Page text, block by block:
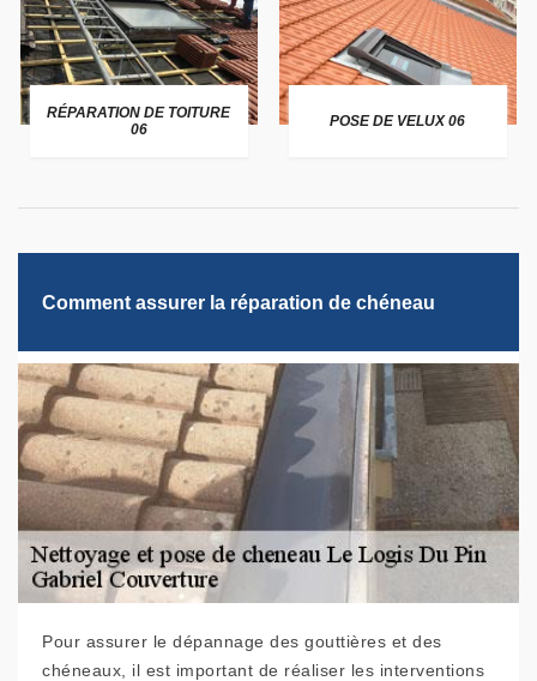
RÉPARATION DE TOITURE
06
POSE DE VELUX 06
Comment assurer la réparation de chéneau
Pour assurer le dépannage des gouttières et des
chéneaux, il est important de réaliser les interventions